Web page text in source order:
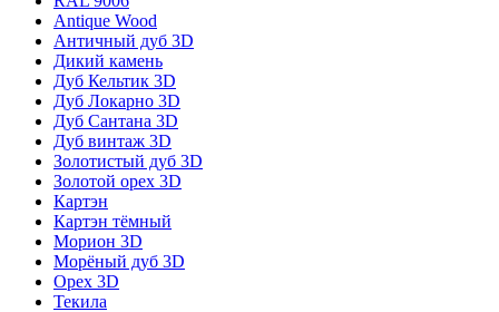
Antique Wood
Античный дуб 3D
Дикий камень
Дуб Кельтик 3D
Дуб Локарно 3D
Дуб Сантана 3D
Дуб винтаж 3D
Золотистый дуб 3D
Золотой орех 3D
Картэн
Картэн тёмный
Морион 3D
Морёный дуб 3D
Орех 3D
Текила